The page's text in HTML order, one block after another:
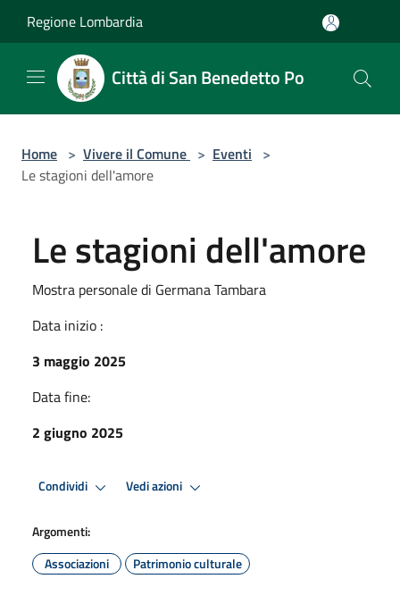
Regione Lombardia
Città di San Benedetto Po
Home > Vivere il Comune > Eventi >
Le stagioni dell'amore
Le stagioni dell'amore
Mostra personale di Germana Tambara
Data inizio :
3 maggio 2025
Data fine:
2 giugno 2025
Condividi Vedi azioni
Argomenti:
Associazioni
Patrimonio culturale